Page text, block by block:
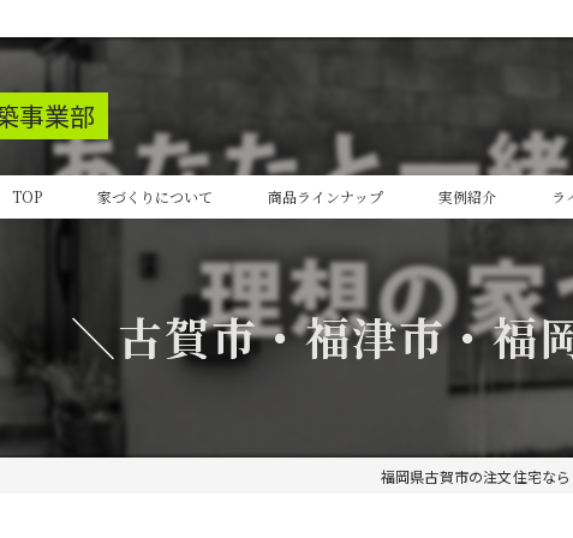
事業部
TOP 家づくりについて 商品ラインナップ
cocoiro
cocoiro+
実例紹介 ラ
＼古賀市・福津市・福
福岡県古賀市の注文住宅な